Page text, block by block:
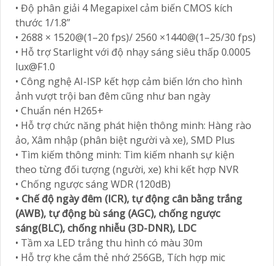
• Độ phân giải 4 Megapixel cảm biến CMOS kích
thước 1/1.8”
• 2688 × 1520@(1–20 fps)/ 2560 ×1440@(1–25/30 fps)
• Hỗ trợ Starlight với độ nhạy sáng siêu thấp 0.0005
lux@F1.0
• Công nghệ AI-ISP kết hợp cảm biến lớn cho hình
ảnh vượt trội ban đêm cũng như ban ngày
• Chuẩn nén H265+
• Hỗ trợ chức năng phát hiện thông minh: Hàng rào
ảo, Xâm nhập (phân biệt người và xe), SMD Plus
• Tìm kiếm thông minh: Tìm kiếm nhanh sự kiện
theo từng đối tượng (người, xe) khi kết hợp NVR
• Chống ngược sáng WDR (120dB)
• Chế độ ngày đêm (ICR), tự động cân bằng trắng
(AWB), tự động bù sáng (AGC), chống ngược
sáng(BLC), chống nhiễu (3D-DNR), LDC
• Tầm xa LED trắng thu hình có màu 30m
• Hỗ trợ khe cắm thẻ nhớ 256GB, Tích hợp mic